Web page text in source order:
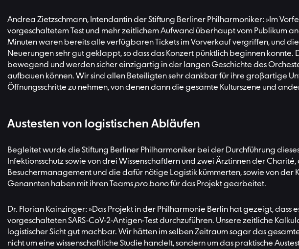
Andrea Zietzschmann, Intendantin der Stiftung Berliner Philharmoniker: »Im
vorgeschaltetem Test und mehr zeitlichem Aufwand überhaupt vom Publikum
Minuten waren bereits alle verfügbaren Tickets im Vorverkauf vergriffen, und
Neuerungen sehr gut geklappt, so dass das Konzert pünktlich beginnen
bewegend und werden sicher einzigartig in der langen Geschichte des
aufbauen können. Wir sind allen Beteiligten sehr dankbar für ihre großartige
Öffnungsschritte zu nehmen, von denen dann die gesamte Kulturszene und
Austesten von logistischen Abläufen
Begleitet wurde die Stiftung Berliner Philharmoniker bei der Durchführung
Infektionsschutz sowie von drei Wissenschaftlern und zwei Ärztinnen der
Besuchermanagement und die dafür nötige Logistik kümmerten, sowie von der
Genannten haben mit ihren Teamspro bonofür das Projekt gearbeitet.
Dr. Florian Kainzinger: »Das Projekt in der Philharmonie Berlin hat gezeigt,
vorgeschalteten SARS-CoV-2-Antigen-Test durchzuführen. Unsere zeitliche
logistischer Sicht gut machbar. Wir hätten im selben Zeitraum sogar das
nicht um eine wissenschaftliche Studie handelt, sondern um das praktische